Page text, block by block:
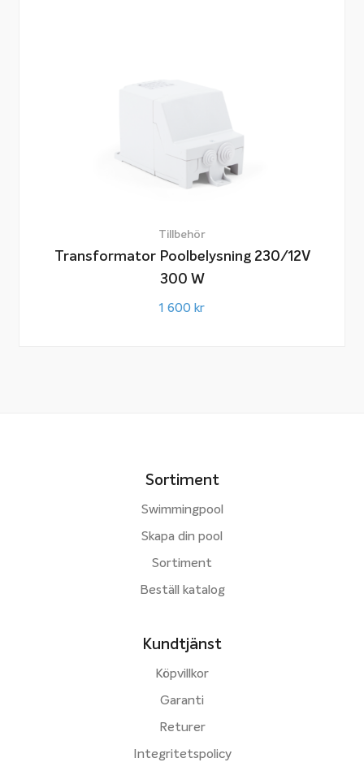
Tillbehör
Transformator Poolbelysning 230/12V
300 W
1 600 kr
Sortiment
Swimmingpool
Skapa din pool
Sortiment
Beställ katalog
Kundtjänst
Köpvillkor
Garanti
Returer
Integritetspolicy